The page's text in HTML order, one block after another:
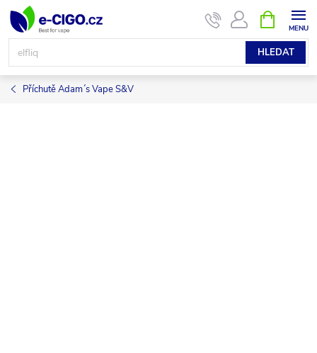
Přejít
obsah
HLEDAT
NÁKUPNÍ
KOŠÍK
Příchutě Adam´s Vape S&V